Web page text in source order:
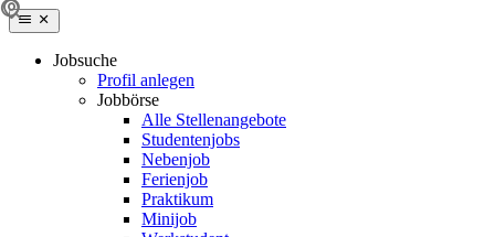
Jobsuche
Profil anlegen
Jobbörse
Alle Stellenangebote
Studentenjobs
Nebenjob
Ferienjob
Praktikum
Minijob